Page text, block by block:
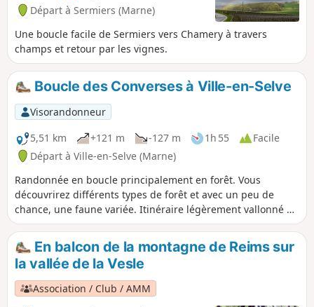
Départ à Sermiers (Marne)
Une boucle facile de Sermiers vers Chamery à travers
champs et retour par les vignes.
Boucle des Converses à Ville-en-Selve
Visorandonneur
5,51 km
+121 m -127 m 1h 55
Facile
Départ à Ville-en-Selve (Marne)
Randonnée en boucle principalement en forêt. Vous
découvrirez différents types de forêt et avec un peu de
chance, une faune variée. Itinéraire légèrement vallonné et
très agréable, surtout par forte chaleur.
En balcon de la montagne de Reims sur
la vallée de la Vesle
Association / Club / AMM